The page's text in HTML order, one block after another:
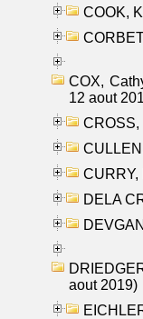
COOK,
COX,
12 aout
CURRY,
DELA
aout 2019)